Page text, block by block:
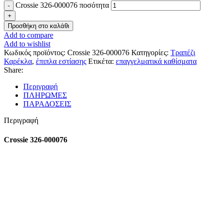
Crossie 326-000076 ποσότητα
Προσθήκη στο καλάθι
Add to compare
Add to wishlist
Κωδικός προϊόντος: Crossie 326-000076 Κατηγορίες: Τραπέζι
Καρέκλα, έπιπλα εστίασης Ετικέτα: επαγγελματικά καθίσματα
Share:
Περιγραφή
ΠΛΗΡΩΜΕΣ
ΠΑΡΑΔΟΣΕΙΣ
Περιγραφή
Crossie 326-000076